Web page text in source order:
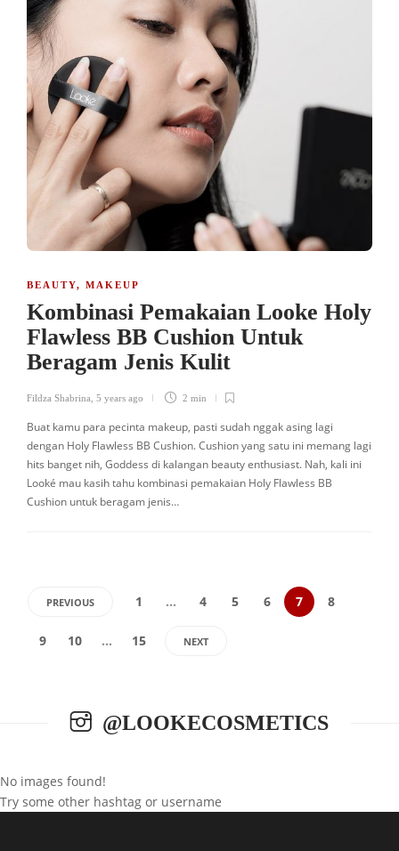
BEAUTY, MAKEUP
Kombinasi Pemakaian Looke Holy
Flawless BB Cushion Untuk
Beragam Jenis Kulit
Fildza Shabrina 5 years ago 2 min
Buat kamu para pecinta makeup, pasti sudah nggak asing lagi
dengan Holy Flawless BB Cushion. Cushion yang satu ini memang lagi
hits banget nih, Goddess di kalangan beauty enthusiast. Nah, kali ini
Looké mau kasih tahu kombinasi pemakaian Holy Flawless BB
Cushion untuk beragam jenis…
PREVIOUS 1 … 4 5 6 7 8
9 10 … 15 NEXT
@LOOKECOSMETICS
No images found!
Try some other hashtag or username